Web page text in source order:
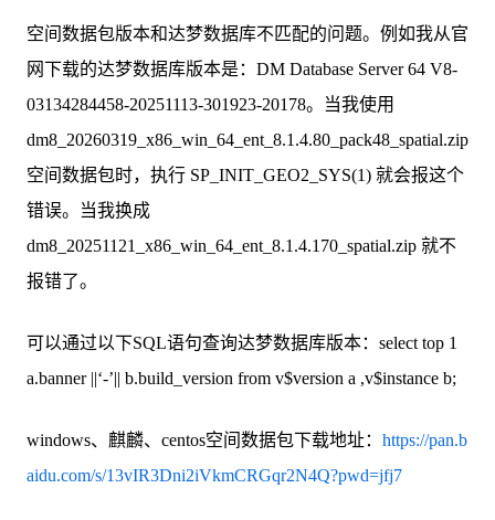
空间数据包版本和达梦数据库不匹配的问题。例如我从官
网下载的达梦数据库版本是：DM Database Server 64 V8-
03134284458-20251113-301923-20178。当我使用
dm8_20260319_x86_win_64_ent_8.1.4.80_pack48_spatial.zip
空间数据包时，执行 SP_INIT_GEO2_SYS(1) 就会报这个
错误。当我换成
dm8_20251121_x86_win_64_ent_8.1.4.170_spatial.zip 就不
报错了。
可以通过以下SQL语句查询达梦数据库版本：select top 1
a.banner ||‘-’|| b.build_version from v$version a ,v$instance b;
windows、麒麟、centos空间数据包下载地址： https://pan.b
aidu.com/s/13vIR3Dni2iVkmCRGqr2N4Q?pwd=jfj7